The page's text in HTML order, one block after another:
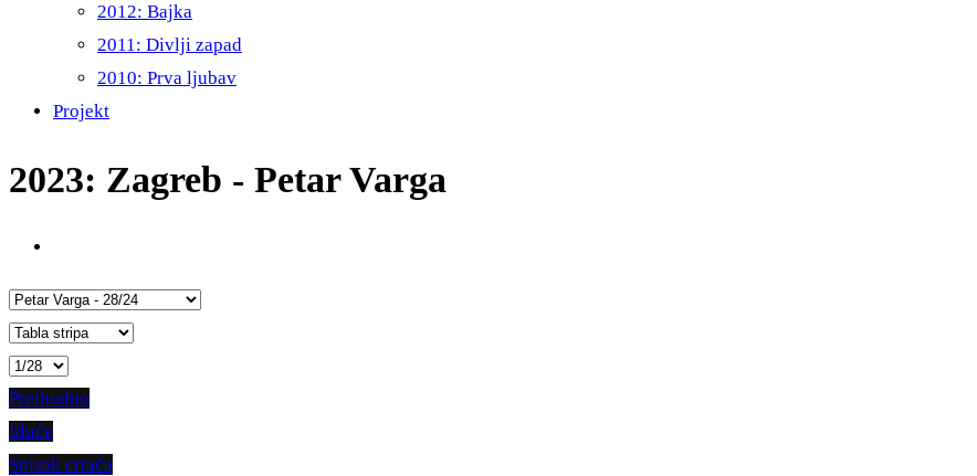
2012: Bajka
2011: Divlji zapad
2010: Prva ljubav
Projekt
2023: Zagreb - Petar Varga
Prethodno
Iduće
Spisak crtača